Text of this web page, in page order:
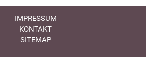
IMPRESSUM
KONTAKT
SITEMAP